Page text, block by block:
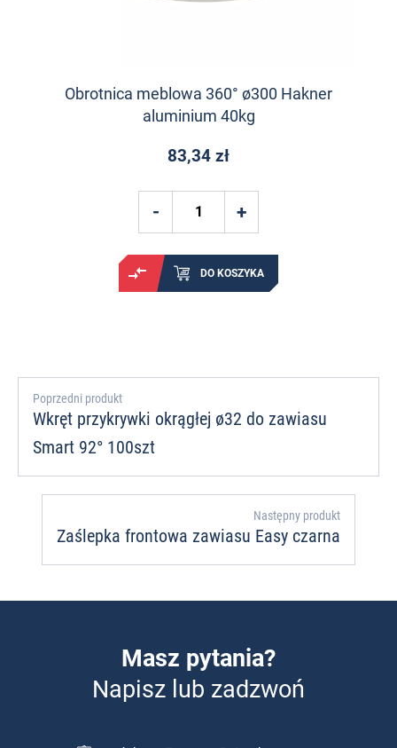
Obrotnica meblowa 360° ø300 Hakner
aluminium 40kg
83,34 zł
DO KOSZYKA
Poprzedni produkt
Wkręt przykrywki okrągłej ø32 do zawiasu
Smart 92° 100szt
Następny produkt
Zaślepka frontowa zawiasu Easy czarna
Masz pytania?
Napisz lub zadzwoń